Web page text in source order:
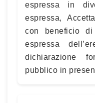
espressa in
espressa,
con beneficio di
espressa
dichiarazione
pubblico in